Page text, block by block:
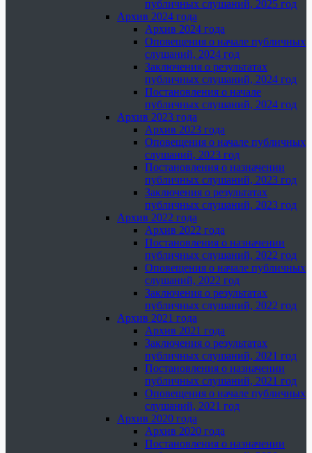
публичных слушаний, 2025 год
Архив 2024 года
Архив 2024 года
Оповещения о начале публичных
слушаний, 2024 год
Заключения о результатах
публичных слушаний, 2024 год
Постановления о начале
публичных слушаний, 2024 год
Архив 2023 года
Архив 2023 года
Оповещения о начале публичных
слушаний, 2023 год
Постановления о назначении
публичных слушаний, 2023 год
Заключения о результатах
публичных слушаний, 2023 год
Архив 2022 года
Архив 2022 года
Постановления о назначении
публичных слушаний, 2022 год
Оповещения о начале публичных
слушаний, 2022 год
Заключения о результатах
публичных слушаний, 2022 год
Архив 2021 года
Архив 2021 года
Заключения о результатах
публичных слушаний, 2021 год
Постановления о назначении
публичных слушаний, 2021 год
Оповещения о начале публичных
слушаний, 2021 год
Архив 2020 года
Архив 2020 года
Постановления о назначении